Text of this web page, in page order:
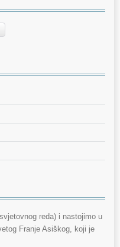
reda) i nastojimo u
Franje Asiškog, koji je